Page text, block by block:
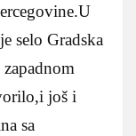
selo Gradska
još i
sa